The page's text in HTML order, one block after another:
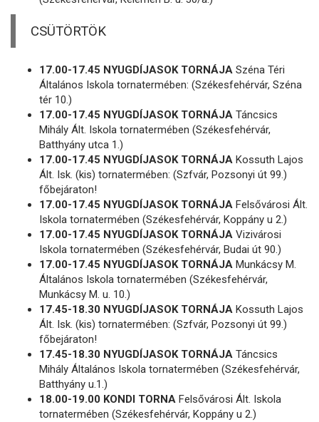
CSÜTÖRTÖK
17.00-17.45 NYUGDÍJASOK TORNÁJA Széna Téri
Általános Iskola tornatermében: (Székesfehérvár, Széna
tér 10.)
17.00-17.45 NYUGDÍJASOK TORNÁJA Táncsics
Mihály Ált. Iskola tornatermében (Székesfehérvár,
Batthyány utca 1.)
17.00-17.45 NYUGDÍJASOK TORNÁJA Kossuth Lajos
Ált. Isk. (kis) tornatermében: (Szfvár, Pozsonyi út 99.)
főbejáraton!
17.00-17.45 NYUGDÍJASOK TORNÁJA Felsővárosi Ált.
Iskola tornatermében (Székesfehérvár, Koppány u 2.)
17.00-17.45 NYUGDÍJASOK TORNÁJA Vizivárosi
Iskola tornatermében (Székesfehérvár, Budai út 90.)
17.00-17.45 NYUGDÍJASOK TORNÁJA Munkácsy M.
Általános Iskola tornatermében (Székesfehérvár,
Munkácsy M. u. 10.)
17.45-18.30 NYUGDÍJASOK TORNÁJA Kossuth Lajos
Ált. Isk. (kis) tornatermében: (Szfvár, Pozsonyi út 99.)
főbejáraton!
17.45-18.30 NYUGDÍJASOK TORNÁJA Táncsics
Mihály Általános Iskola tornatermében (Székesfehérvár,
Batthyány u.1.)
18.00-19.00 KONDI TORNA Felsővárosi Ált. Iskola
tornatermében (Székesfehérvár, Koppány u 2.)